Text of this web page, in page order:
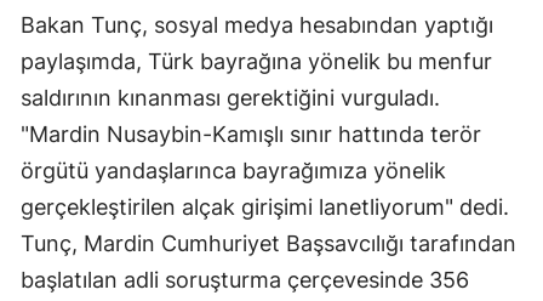
Bakan Tunç, sosyal medya hesabından yaptığı
paylaşımda, Türk bayrağına yönelik bu menfur
saldırının kınanması gerektiğini vurguladı.
"Mardin Nusaybin-Kamışlı sınır hattında terör
örgütü yandaşlarınca bayrağımıza yönelik
gerçekleştirilen alçak girişimi lanetliyorum" dedi.
Tunç, Mardin Cumhuriyet Başsavcılığı tarafından
başlatılan adli soruşturma çerçevesinde 356